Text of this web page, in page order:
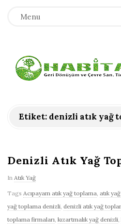
Menu
H
t
a
t
Etiket: denizli atık yağ
Denizli Atık Yağ
In Atık Yağ
Tags Acıpayam atık yağ toplama, atık
yağ toplama denizli, denizli atık yağ
toplama firmaları, kızartmalık yağ denizli,